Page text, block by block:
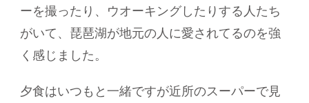
ーを撮ったり、ウオーキングしたりする人たち
がいて、琵琶湖が地元の人に愛されてるのを強
く感じました。
夕食はいつもと一緒ですが近所のスーパーで見